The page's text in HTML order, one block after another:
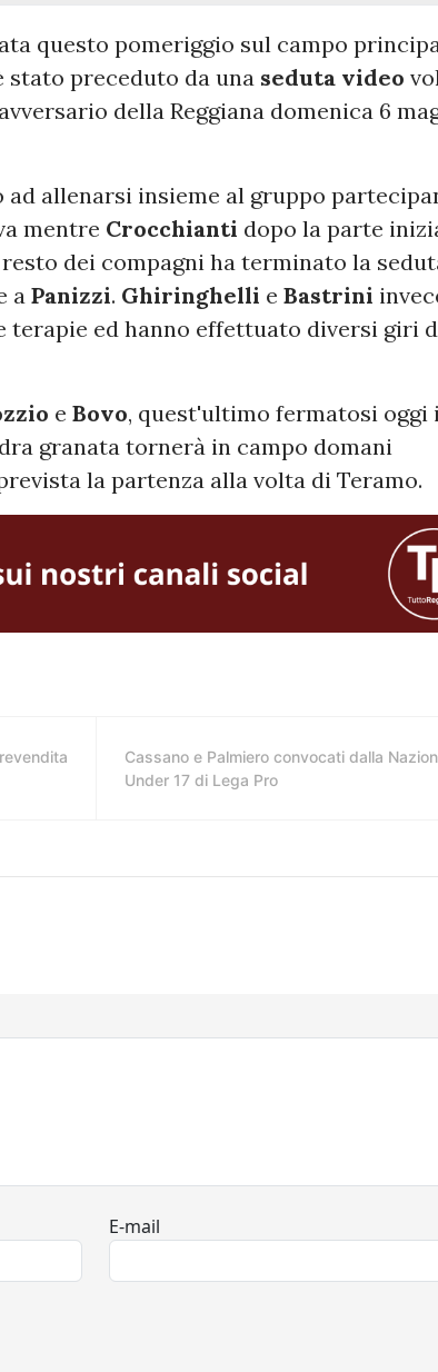
questo pomeriggio sul campo
preceduto da una seduta video
della Reggiana domenica 6
allenarsi insieme al gruppo
mentre Crocchianti dopo la parte
dei compagni ha terminato la
a Panizzi. Ghiringhelli e Bastrini
terapie ed hanno effettuato diversi giri
e Bovo, quest'ultimo fermatosi oggi
granata tornerà in campo domani
la partenza alla volta di Teramo.
Cassano e Palmiero convocati dalla
Under 17 di Lega Pro